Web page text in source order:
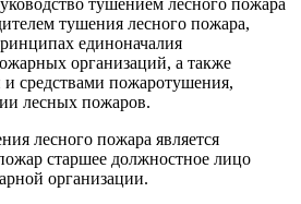
тушения лесного пожара,
единоначалия
организаций, а также
средствами пожаротушения,
лесных пожаров.
лесного пожара является
старшее должностное лицо
организации.